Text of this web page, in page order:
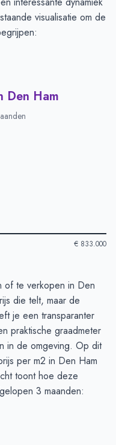
visualisatie om de
Den Ham
€ 833.000
3 maanden
Bedrag
of te verkopen in Den
die telt, maar de
je een transparanter
praktische graadmeter
in de omgeving. Op dit
per m2 in Den Ham
toont hoe deze
3 maanden: